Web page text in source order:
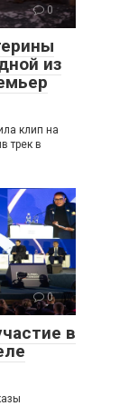
0
из
клип на
трек в
0
в